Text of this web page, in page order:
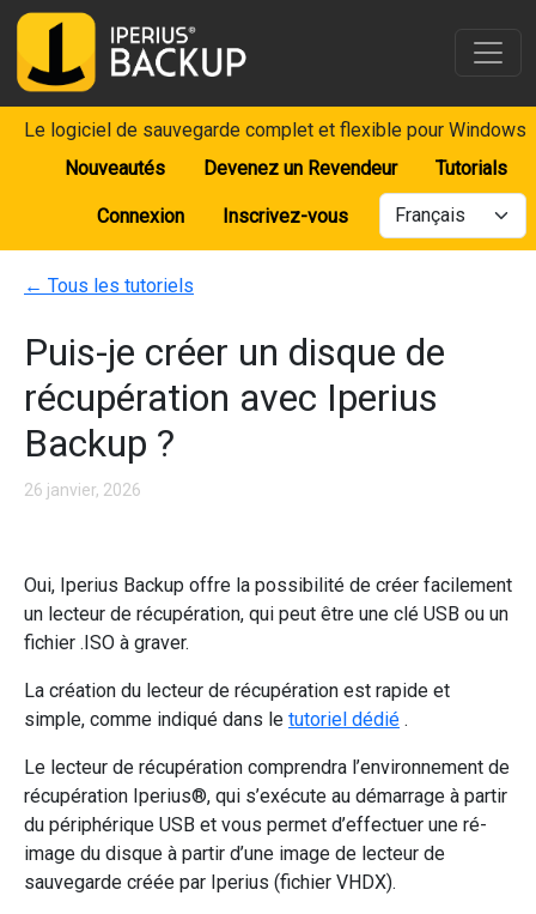
Le logiciel de sauvegarde complet et flexible pour Windows
Nouveautés
Devenez un Revendeur Tutorials
Connexion Inscrivez-vous
← Tous les tutoriels
Puis-je créer un disque de
récupération avec Iperius
Backup ?
26 janvier, 2026
Oui, Iperius Backup offre la possibilité de créer facilement
un lecteur de récupération, qui peut être une clé USB ou un
fichier .ISO à graver.
La création du lecteur de récupération est rapide et
simple, comme indiqué dans le tutoriel dédié .
Le lecteur de récupération comprendra l’environnement de
récupération Iperius®, qui s’exécute au démarrage à partir
du périphérique USB et vous permet d’effectuer une ré-
image du disque à partir d’une image de lecteur de
sauvegarde créée par Iperius (fichier VHDX).